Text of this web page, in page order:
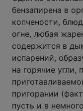
бензапирена в
копчености,
огне, любая
содержится в
испарений,
на горячие угли,
пригорании
пусть и в